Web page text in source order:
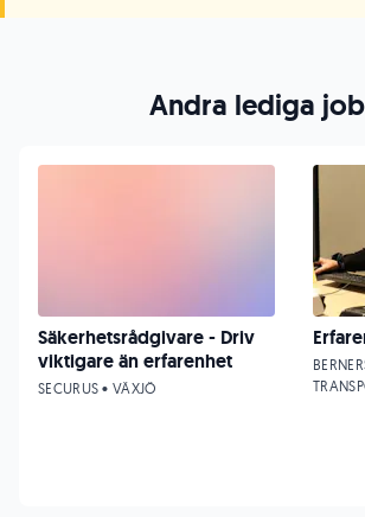
Andra lediga
Säkerhetsrådgivare - Driv
viktigare än erfarenhet
SECURUS • VÄXJÖ